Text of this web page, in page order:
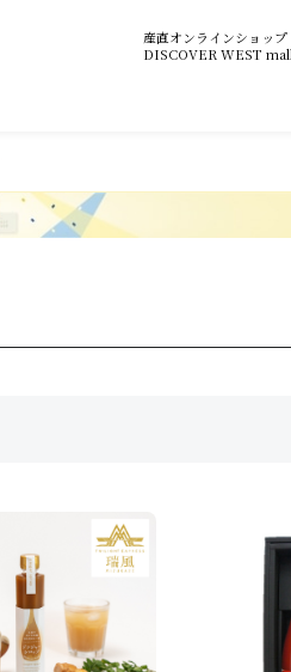
産直オンラインショップ
DISCOVER WEST